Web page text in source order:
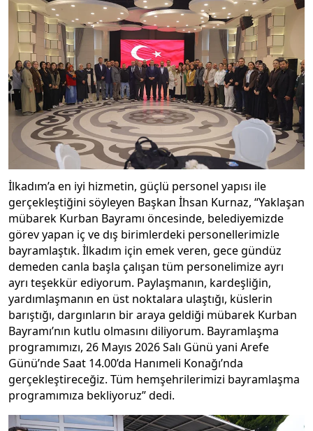
İlkadım’a en iyi hizmetin, güçlü personel yapısı ile
gerçekleştiğini söyleyen Başkan İhsan Kurnaz, “Yaklaşan
mübarek Kurban Bayramı öncesinde, belediyemizde
görev yapan iç ve dış birimlerdeki personellerimizle
bayramlaştık. İlkadım için emek veren, gece gündüz
demeden canla başla çalışan tüm personelimize ayrı
ayrı teşekkür ediyorum. Paylaşmanın, kardeşliğin,
yardımlaşmanın en üst noktalara ulaştığı, küslerin
barıştığı, dargınların bir araya geldiği mübarek Kurban
Bayramı’nın kutlu olmasını diliyorum. Bayramlaşma
programımızı, 26 Mayıs 2026 Salı Günü yani Arefe
Günü’nde Saat 14.00’da Hanımeli Konağı’nda
gerçekleştireceğiz. Tüm hemşehrilerimizi bayramlaşma
programımıza bekliyoruz” dedi.